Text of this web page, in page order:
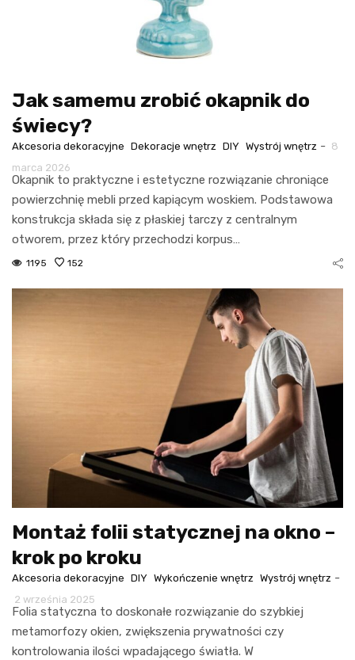
Jak samemu zrobić okapnik do
świecy?
Akcesoria dekoracyjne Dekoracje wnętrz DIY Wystrój wnętrz - 8
marca 2026
Okapnik to praktyczne i estetyczne rozwiązanie chroniące
powierzchnię mebli przed kapiącym woskiem. Podstawowa
konstrukcja składa się z płaskiej tarczy z centralnym
otworem, przez który przechodzi korpus…
1195 152
Montaż folii statycznej na okno –
krok po kroku
Akcesoria dekoracyjne DIY Wykończenie wnętrz Wystrój wnętrz -
2 września 2025
Folia statyczna to doskonałe rozwiązanie do szybkiej
metamorfozy okien, zwiększenia prywatności czy
kontrolowania ilości wpadającego światła. W